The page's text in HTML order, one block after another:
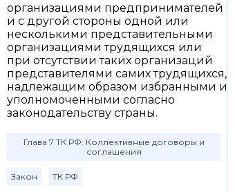
организациями предпринимателей
и с другой стороны одной или
несколькими представительными
организациями трудящихся или
при отсутствии таких организаций
представителями самих трудящихся,
надлежащим образом избранными и
уполномоченными согласно
законодательству страны.
Глава 7 ТК РФ: Коллективные договоры и
соглашения
Закон ТК РФ